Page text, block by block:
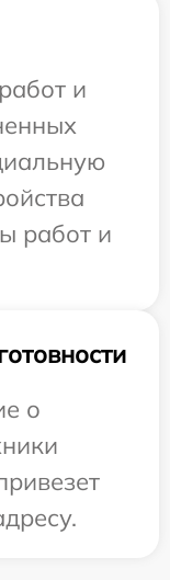
и
работ и
о